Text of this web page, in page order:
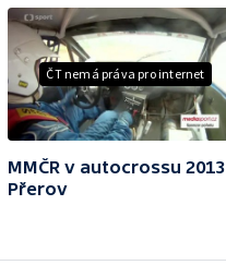
ČT nemá práva pro internet
MMČR v autocrossu 2013
Přerov